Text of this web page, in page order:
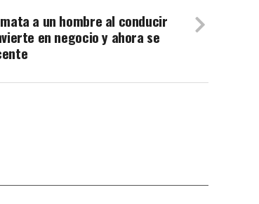
a un hombre al conducir
en negocio y ahora se